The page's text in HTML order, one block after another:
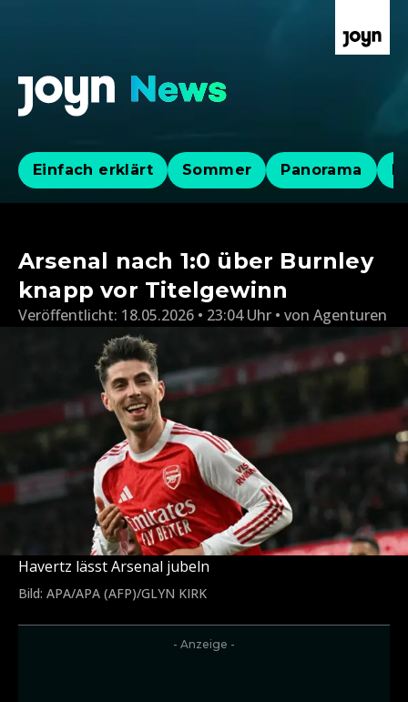
Einfach erklärt Sommer Panorama
Arsenal nach 1:0 über Burnley
knapp vor Titelgewinn
Veröffentlicht: 18.05.2026 • 23:04 Uhr von Agenturen
Havertz lässt Arsenal jubeln
Bild: APA/APA (AFP)/GLYN KIRK
- Anzeige -